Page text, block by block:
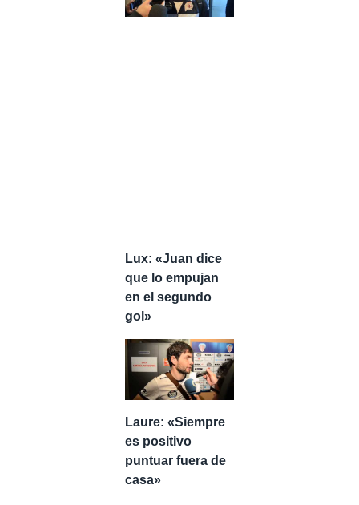
Lux: «Juan dice
que lo empujan
en el segundo
gol»
Laure: «Siempre
es positivo
puntuar fuera de
casa»